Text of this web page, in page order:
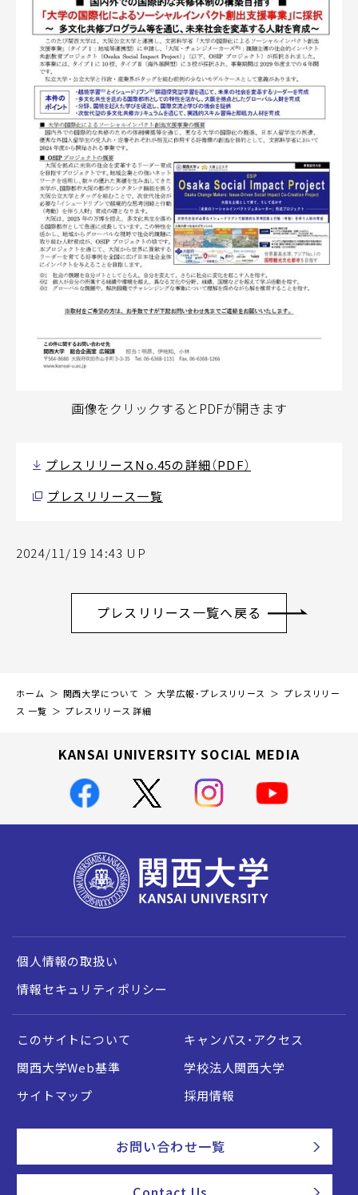
画像をクリックするとPDFが開きます
プレスリリースNo.45の詳細（PDF）
プレスリリース一覧
2024/11/19 14:43 UP
プレスリリース一覧へ戻る
ホーム 関西大学について 大学広報・プレスリリース
プレスリリー
ス 一覧
プレスリリース 詳細
KANSAI UNIVERSITY SOCIAL MEDIA
個人情報の取扱い
情報セキュリティポリシー
このサイトについて
キャンパス・アクセス
関西大学Web基準
学校法人関西大学
サイトマップ
採用情報
お問い合わせ一覧